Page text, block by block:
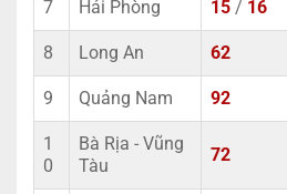
7 Hải Phòng 15 / 16
8 Long An 62
9 Quảng Nam 92
1
0
Bà Rịa - Vũng
Tàu
72